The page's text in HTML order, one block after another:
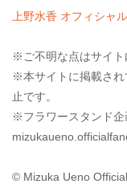
上野水香 オフィシャ
※ご不明な点はサイト
※本サイトに掲載され
止です。
※フラワースタンド
© Mizuka Ueno